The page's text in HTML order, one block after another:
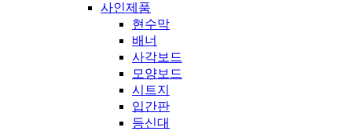
사인제품
현수막
배너
사각보드
모양보드
시트지
입간판
등신대